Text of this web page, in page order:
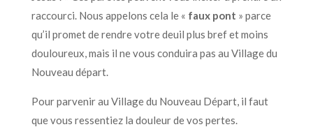
raccourci. Nous appelons cela le « faux pont » parce
qu’il promet de rendre votre deuil plus bref et moins
douloureux, mais il ne vous conduira pas au Village du
Nouveau départ.
Pour parvenir au Village du Nouveau Départ, il faut
que vous ressentiez la douleur de vos pertes.